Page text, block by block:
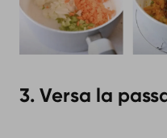
3. Versa la